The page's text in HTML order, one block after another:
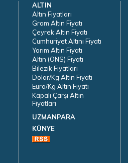
ALTIN
Altın Fiyatları
Gram Altın Fiyatı
Çeyrek Altın Fiyatı
Cumhuriyet Altını Fiyatı
Yarım Altın Fiyatı
Altın (ONS) Fiyatı
Bilezik Fiyatları
Dolar/Kg Altın Fiyatı
Euro/Kg Altın Fiyatı
Kapalı Çarşı Altın
Fiyatları
UZMANPARA
KÜNYE